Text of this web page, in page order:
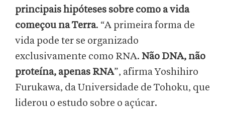
principais hipóteses sobre como a vida
começou na Terra. “A primeira forma de
vida pode ter se organizado
exclusivamente como RNA. Não DNA, não
proteína, apenas RNA”, afirma Yoshihiro
Furukawa, da Universidade de Tohoku, que
liderou o estudo sobre o açúcar.